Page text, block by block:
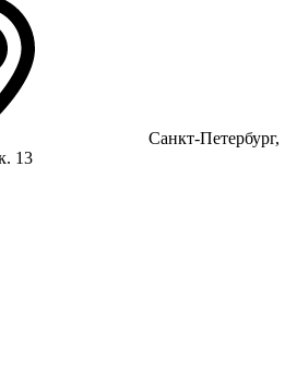
Санкт-Петербург,
13